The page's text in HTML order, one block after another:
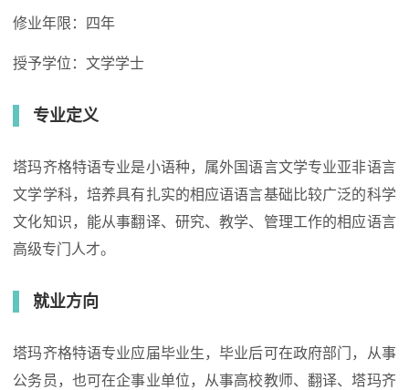
修业年限：四年
授予学位：文学学士
专业定义
塔玛齐格特语专业是小语种，属外国语言文学专业亚非语言
文学学科，培养具有扎实的相应语语言基础比较广泛的科学
文化知识，能从事翻译、研究、教学、管理工作的相应语言
高级专门人才。
就业方向
塔玛齐格特语专业应届毕业生，毕业后可在政府部门，从事
公务员，也可在企事业单位，从事高校教师、翻译、塔玛齐